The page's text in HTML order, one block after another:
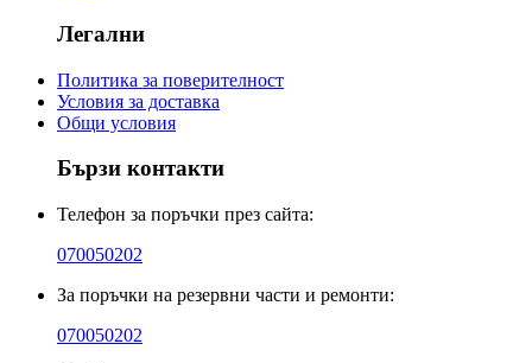
Легални
Политика за поверителност
Условия за доставка
Общи условия
Бързи контакти
Телефон за поръчки през сайта:
070050202
За поръчки на резервни части и ремонти:
070050202